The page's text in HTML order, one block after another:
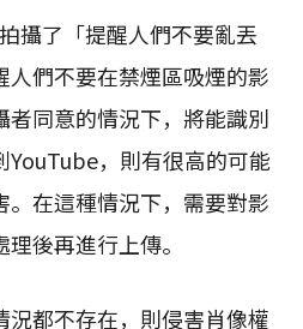
攝了「提醒人們不要亂丟
們不要在禁煙區吸煙的影
者同意的情況下，將能識別
YouTube，則有很高的可能
在這種情況下，需要對影
後再進行上傳。
況都不存在，則侵害肖像權